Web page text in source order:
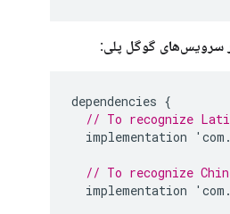
سرویس‌های گوگل پلی:
dependencies {
// To recognize
implementation
' com .
// To recognize
implementation
' com .